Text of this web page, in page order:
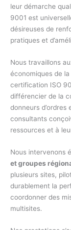
leur démarche
9001 est
désireuses de
pratiques et
Nous travaillons
économiques de
certification ISO
différencier de la
donneurs
consultants
ressources et à
Nous intervenons
et groupes
plusieurs sites,
durablement la
coordonner des
multisites.